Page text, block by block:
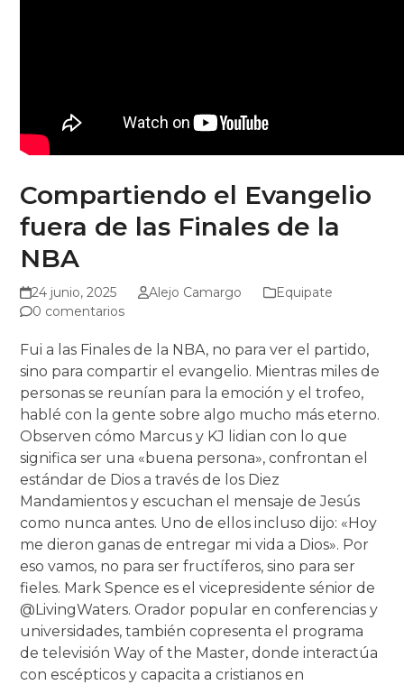
Compartiendo el Evangelio
fuera de las Finales de la
NBA
24 junio, 2025 Alejo Camargo
Equipate
0 comentarios
Fui a las Finales de la NBA, no para ver el partido,
sino para compartir el evangelio. Mientras miles de
personas se reunían para la emoción y el trofeo,
hablé con la gente sobre algo mucho más eterno.
Observen cómo Marcus y KJ lidian con lo que
significa ser una «buena persona», confrontan el
estándar de Dios a través de los Diez
Mandamientos y escuchan el mensaje de Jesús
como nunca antes. Uno de ellos incluso dijo: «Hoy
me dieron ganas de entregar mi vida a Dios». Por
eso vamos, no para ser fructíferos, sino para ser
fieles. Mark Spence es el vicepresidente sénior de
@LivingWaters. Orador popular en conferencias y
universidades, también copresenta el programa
de televisión Way of the Master, donde interactúa
con escépticos y capacita a cristianos en